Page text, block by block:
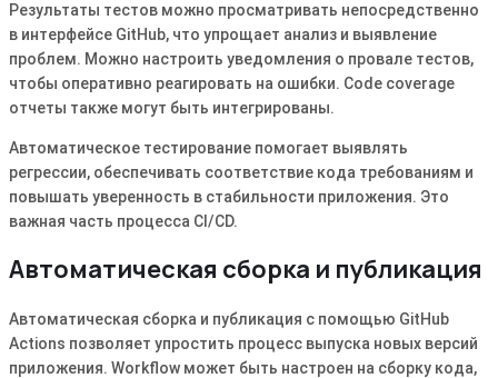
Результаты тестов можно просматривать непосредственно
в интерфейсе GitHub, что упрощает анализ и выявление
проблем. Можно настроить уведомления о провале тестов,
чтобы оперативно реагировать на ошибки. Code coverage
отчеты также могут быть интегрированы.
Автоматическое тестирование помогает выявлять
регрессии, обеспечивать соответствие кода требованиям и
повышать уверенность в стабильности приложения. Это
важная часть процесса CI/CD.
Автоматическая сборка и публикация
Автоматическая сборка и публикация с помощью GitHub
Actions позволяет упростить процесс выпуска новых версий
приложения. Workflow может быть настроен на сборку кода,